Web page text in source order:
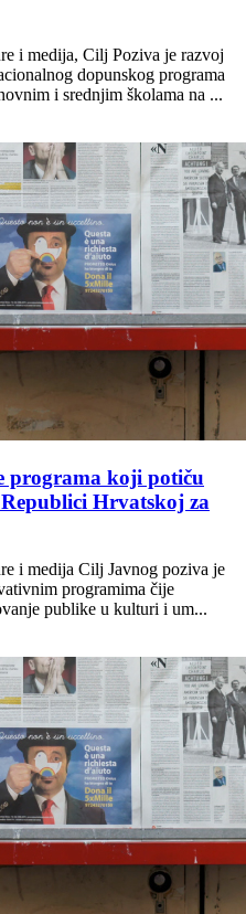
i medija, Cilj Poziva je razvoj
dopunskog programa
i srednjim školama na ...
programa koji potiču
Hrvatskoj za
i medija Cilj Javnog poziva je
programima čije
publike u kulturi i um...